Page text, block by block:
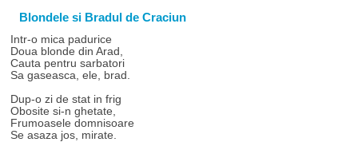
Blondele si Bradul de Craciun
Intr-o mica padurice
Doua blonde din Arad,
Cauta pentru sarbatori
Sa gaseasca, ele, brad.
Dup-o zi de stat in frig
Obosite si-n ghetate,
Frumoasele domnisoare
Se asaza jos, mirate.